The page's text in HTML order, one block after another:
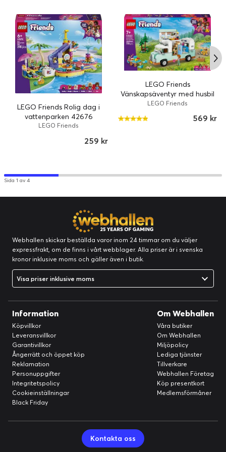
LEGO Friends Rolig dag i
vattenparken 42676
LEGO Friends
259 kr
LEGO Friends
Vänskapsäventyr med husbil
42663
LEGO Friends
569 kr
Sida 1 av 4
Webhallen skickar beställda varor inom 24 timmar om du väljer
expressfrakt, om de finns i vårt webblager. Alla priser är i svenska
kronor inklusive moms och gäller även i butik.
Visa priser inklusive moms
Information
Köpvillkor
Leveransvillkor
Garantivillkor
Ångerrätt och öppet köp
Reklamation
Personuppgifter
Integritetspolicy
Cookieinställningar
Black Friday
Om Webhallen
Våra butiker
Om Webhallen
Miljöpolicy
Lediga tjänster
Tillverkare
Webhallen Företag
Köp presentkort
Medlemsförmåner
Kontakta oss